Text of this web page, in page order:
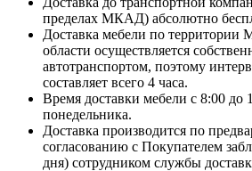
пределах МКАД) абсолютно
Доставка мебели по территории
области осуществляется
автотранспортом, поэтому
составляет всего 4 часа.
Время доставки мебели с 8:00 до
понедельника.
Доставка производится по
согласованию с Покупателем
дня) сотрудником службы